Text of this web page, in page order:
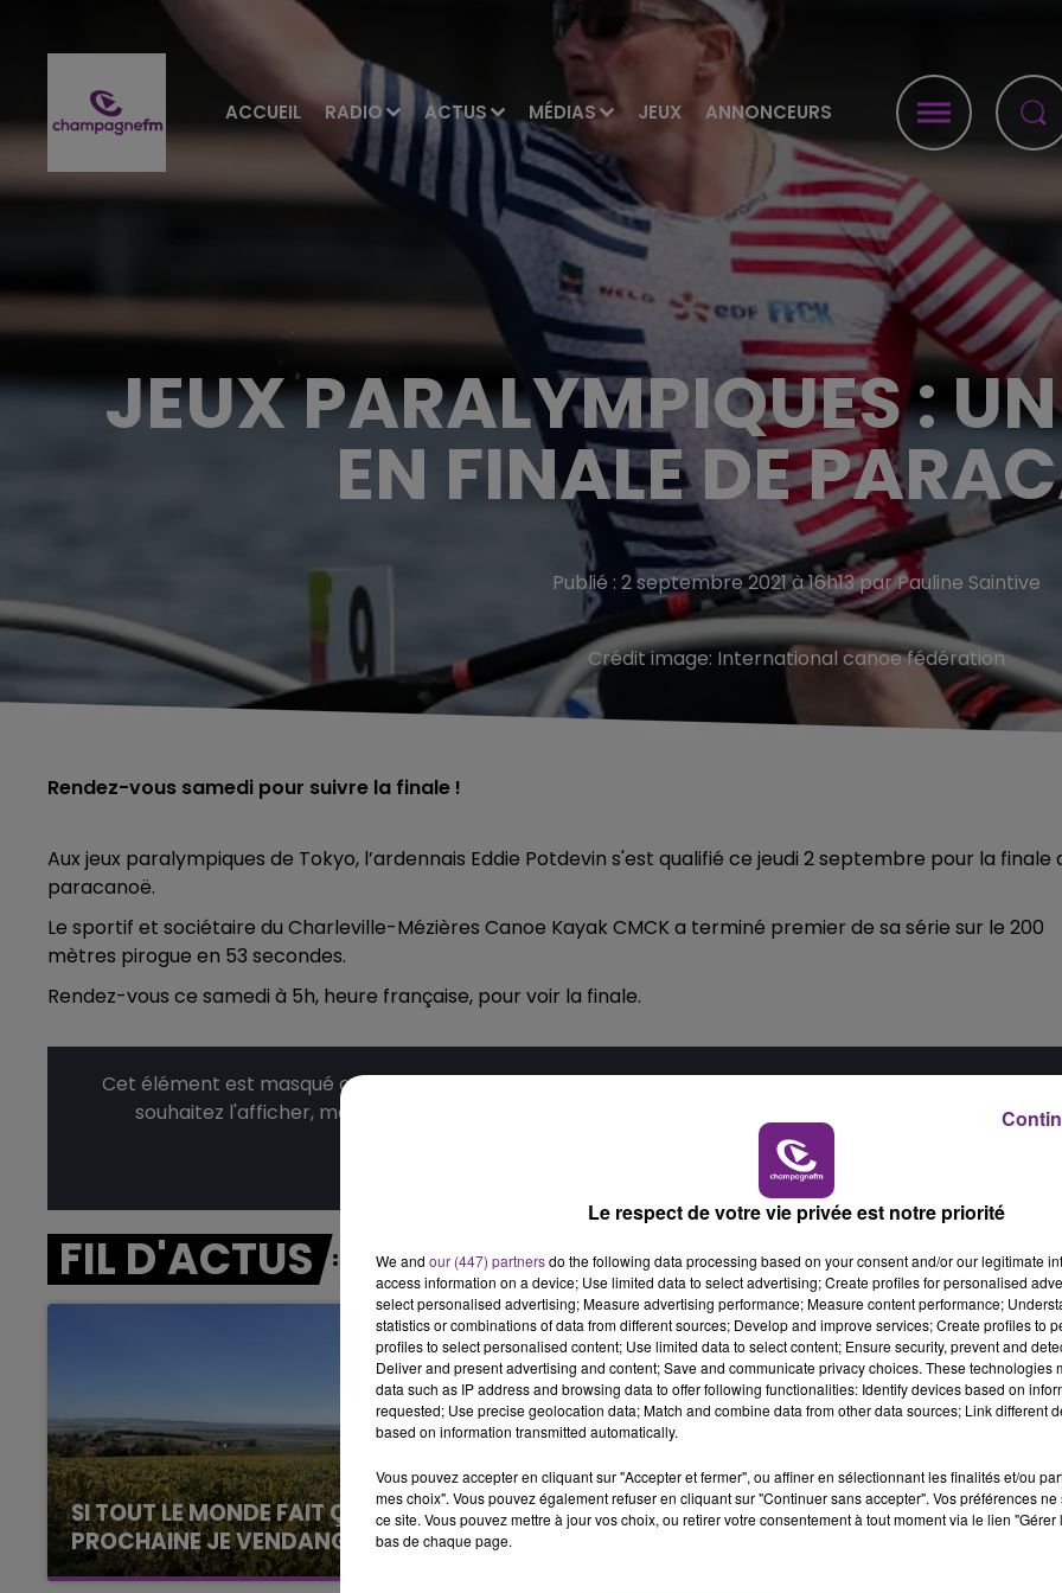
ACCUEIL RADIO ACTUS MÉDIAS JEUX ANNONCEURS
5h00 - 6h00
LE BEST OF DE LA FAMILLE
CHAMPAGNE FM
LA FAMILLE
JEUX PARALYMPIQUES :
EN FINALE DE
Publié : 2 septembre 2021 à 16h13 par Pauline Saintive
Crédit image: International canoe fédération
Rendez-vous samedi pour suivre la finale !
Aux jeux paralympiques de Tokyo, l’ardennais Eddie Potdevin s'est qualifié ce jeudi 2 septembre pour la finale
paracanoë.
Le sportif et sociétaire du Charleville-Mézières Canoe Kayak CMCK a terminé premier de sa série sur le 200
mètres pirogue en 53 secondes.
Rendez-vous ce samedi à 5h, heure française, pour voir la finale.
Cet élément est masqué compte-tenu du refus du dépôt de cookies que vous avez exprimé. Si vous
souhaitez l'afficher, merci de nous donner votre accord en cliquant sur le bouton ci-dessous.
FIL D'ACTUS
SI TOUT LE MONDE FAIT ÇA, MOI L'ANNÉE
PROCHAINE JE VENDANGE EN...
La vendange en Champagne a débuté ce jeudi
L'INSPECTION DU TRAVAIL RAPPELLE À
Le respect de votre vie privée est notre priorité
We and our (447) partnersdo the following data processing based on your consent and/or our legitimate
access information on a device; Use limited data to select advertising; Create profiles for personalised
select personalised advertising; Measure advertising performance; Measure content performance;
statistics or combinations of data from different sources; Develop and improve services; Create profiles to
profiles to select personalised content; Use limited data to select content; Ensure security, prevent and
Deliver and present advertising and content; Save and communicate privacy choices. These technologies
data such as IP address and browsing data to offer following functionalities: Identify devices based on
requested; Use precise geolocation data; Match and combine data from other data sources; Link different
based on information transmitted automatically.
Vous pouvez accepter en cliquant sur "Accepter et fermer", ou affiner en sélectionnant les finalités et/ou
mes choix". Vous pouvez également refuser en cliquant sur "Continuer sans accepter". Vos préférences
ce site. Vous pouvez mettre à jour vos choix, ou retirer votre consentement à tout moment via le lien
bas de chaque page.